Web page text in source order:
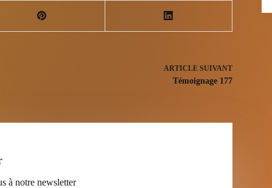
ARTICLESUIVANT
Témoignage 177
à notre newsletter